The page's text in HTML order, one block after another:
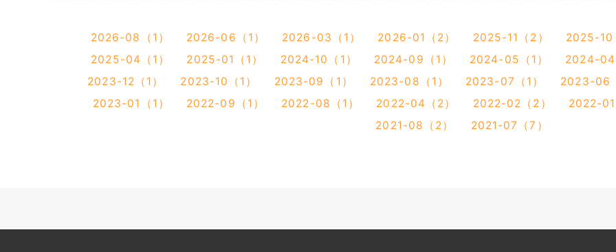
2026-08（1） 2026-06（1） 2026-03（1） 2026-01（2） 2025-11（2）
2025-10
2025-04（1）
2025-01（1） 2024-10（1） 2024-09（1） 2024-05（1）
2024-04
2023-12（1）
2023-10（1） 2023-09（1） 2023-08（1） 2023-07（1）
2023-06
2023-01（1）
2022-09（1） 2022-08（1） 2022-04（2） 2022-02（2）
2022-
2021-08（2）
2021-07（7）